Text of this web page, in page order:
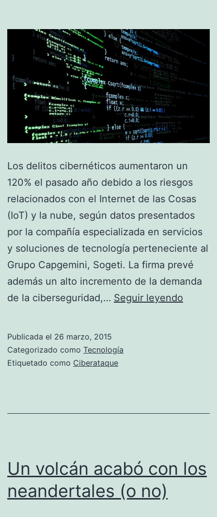
Los delitos cibernéticos aumentaron un
120% el pasado año debido a los riesgos
relacionados con el Internet de las Cosas
(IoT) y la nube, según datos presentados
por la compañía especializada en servicios
y soluciones de tecnología perteneciente al
Grupo Capgemini, Sogeti. La firma prevé
además un alto incremento de la demanda
de la ciberseguridad,… Seguir leyendo
Publicada el 26 marzo, 2015
Categorizado como Tecnología
Etiquetado como Ciberataque
Un volcán acabó con los
neandertales (o no)